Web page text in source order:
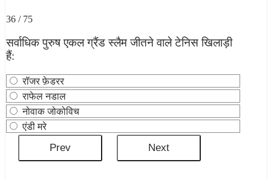
36 / 75
सर्वाधिक पुरुष एकल ग्रैंड स्लैम जीतने वाले टेनिस खिलाड़ी
हैं:
रॉजर फ़ेडरर
राफेल नडाल
नोवाक जोकोविच
एंडी मरे